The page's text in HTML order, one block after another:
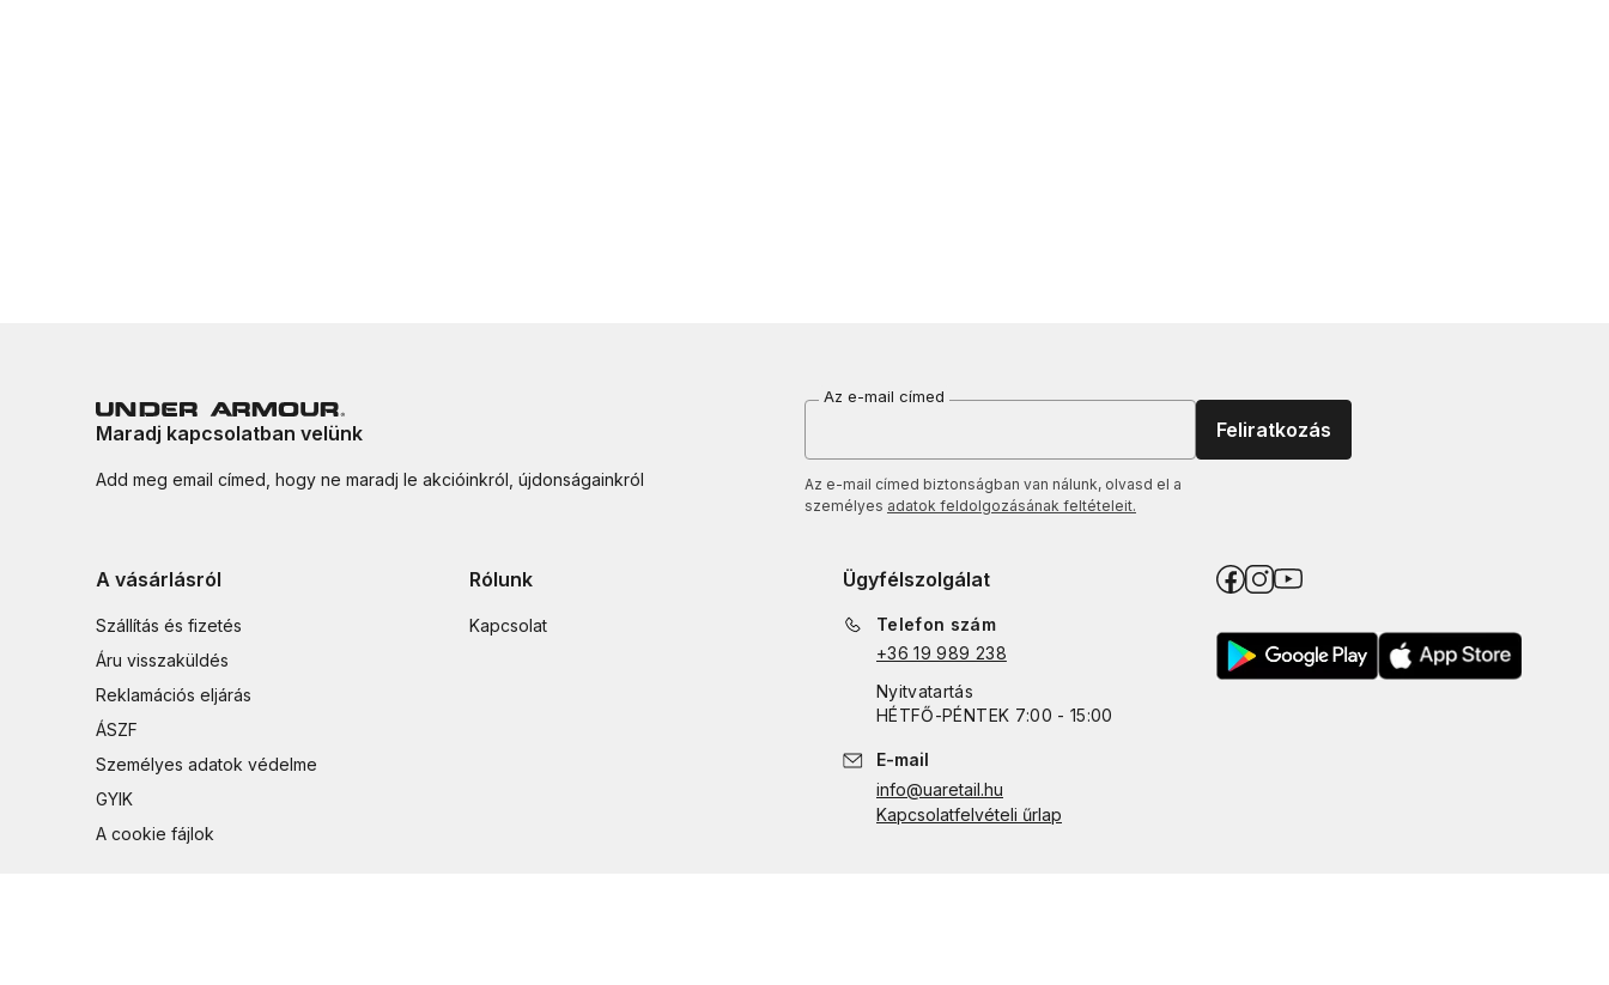
Maradj kapcsolatban velünk
Add meg email címed, hogy ne maradj le akcióinkról, újdonságainkról
Az e-mail címed
Feliratkozás
Az e-mail címed biztonságban van nálunk, olvasd el a
személyes adatok feldolgozásának feltételeit.
A vásárlásról
Szállítás és fizetés
Áru visszaküldés
Reklamációs eljárás
ÁSZF
Személyes adatok védelme
GYIK
A cookie fájlok
Rólunk
Kapcsolat
Ügyfélszolgálat
Telefon szám
+36 19 989 238
Nyitvatartás
HÉTFŐ-PÉNTEK 7:00 - 15:00
E-mail
info@uaretail.hu
Kapcsolatfelvételi űrlap